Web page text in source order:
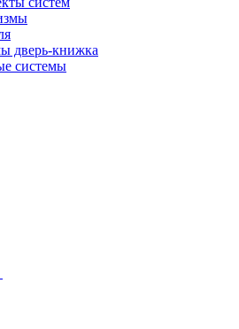
дверь-книжка
системы